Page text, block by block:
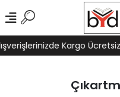
Kargo Ücretsiz!